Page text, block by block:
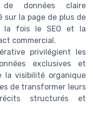
données claire
sur la page de plus de
la fois le SEO et la
commercial.
privilégient les
exclusives et
la visibilité organique
de transformer leurs
structurés et